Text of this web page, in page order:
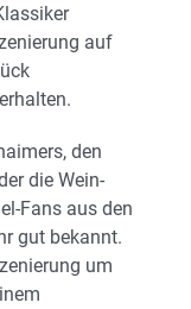
auf
den
die Wein-
Fans aus den
gut bekannt.
um